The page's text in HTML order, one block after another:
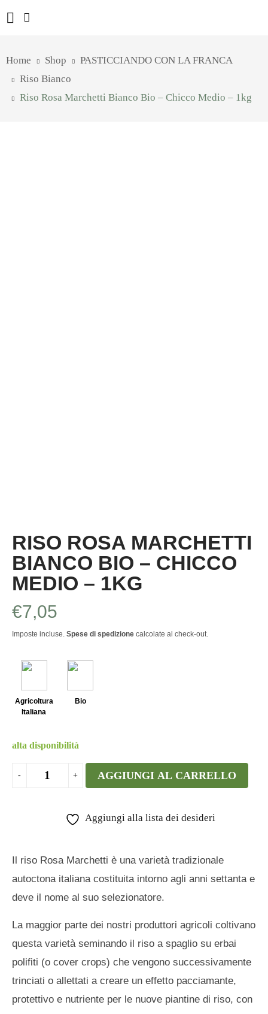
Home Shop
PASTICCIANDO CON LA FRANCA
Riso Bianco
Riso Rosa Marchetti Bianco Bio – Chicco Medio – 1kg
RISO ROSA MARCHETTI
BIANCO BIO – CHICCO
MEDIO – 1KG
€7,05
Imposte incluse. Spese di spedizione calcolate al check-out.
Agricoltura
Italiana
Bio
alta disponibilità
AGGIUNGI AL CARRELLO
Aggiungi alla lista dei desideri
Il riso Rosa Marchetti è una varietà tradizionale
autoctona italiana costituita intorno agli anni settanta e
deve il nome al suo selezionatore.
La maggior parte dei nostri produttori agricoli coltivano
questa varietà seminando il riso a spaglio su erbai
polifiti (o cover crops) che vengono successivamente
trinciati o allettati a creare un effetto pacciamante,
protettivo e nutriente per le nuove piantine di riso, con